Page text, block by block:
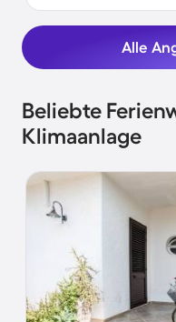
Alle
Beliebte
Klimaanlage